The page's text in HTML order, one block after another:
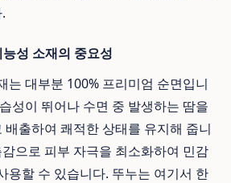
성 소재의 중요성
는 대부분 100% 프리미엄 순면입니
성이 뛰어나 수면 중 발생하는 땀을
출하여 쾌적한 상태를 유지해 줍니
으로 피부 자극을 최소화하여 민감
용할 수 있습니다. 뚜누는 여기서 한